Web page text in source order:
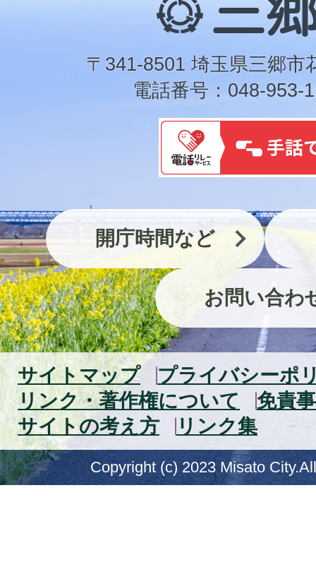
郷
市
〒341-8501 埼玉県三郷市
電話番号：048-953-
開庁時間など
お問い合わ
サイトマップ
プライバシーポ
リンク・著作権について
免責
サイトの考え方
リンク集
Copyright (c) 2023 Misato